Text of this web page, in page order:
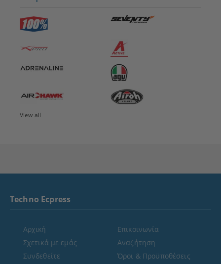
View all
Techno Ecpress
Αρχική
Σχετικά με εμάς
Συνδεθείτε
Επικοινωνία
Αναζήτηση
Όροι & Προϋποθέσεις